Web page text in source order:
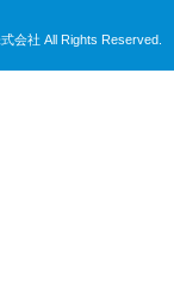
会社 All Rights Reserved.